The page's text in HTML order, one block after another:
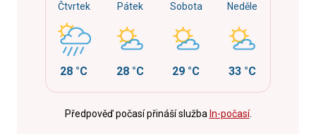
Čtvrtek
28 °C
Pátek
28 °C
Sobota
29 °C
Neděle
33 °C
Předpověď počasí přináší služba In-počasí.